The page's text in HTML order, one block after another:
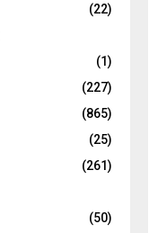
(22)
(1)
(227)
(865)
(25)
(261)
(50)